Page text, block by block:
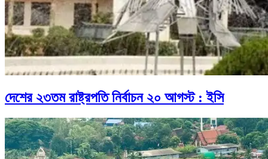
দেশের ২৩তম রাষ্ট্রপতি নির্বাচন ২০ আগস্ট : ইসি